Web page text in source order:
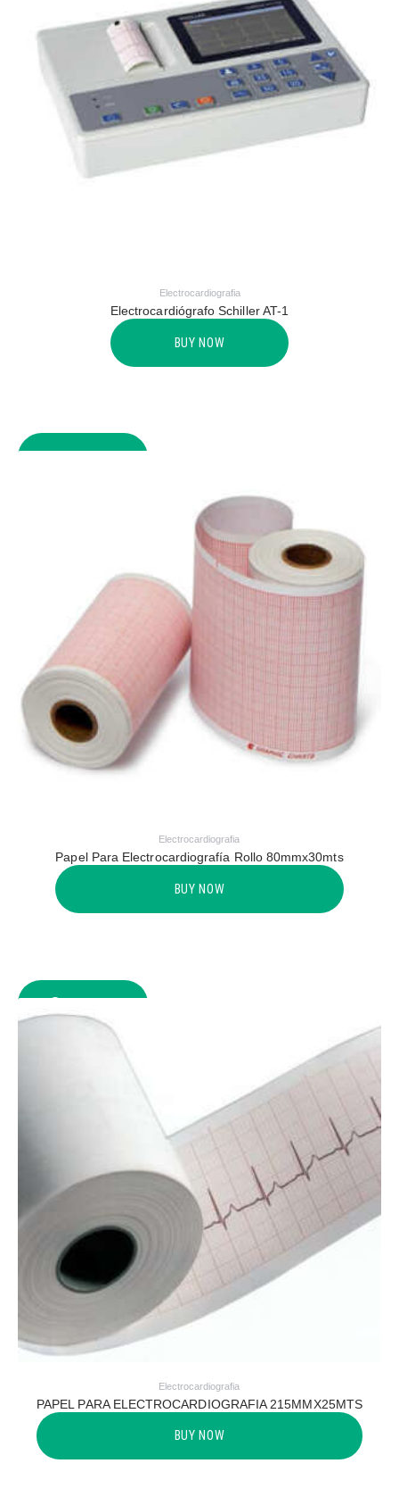
Electrocardiografia
Electrocardiógrafo Schiller AT-1
BUY NOW
Electrocardiografia
Papel Para Electrocardiografía Rollo 80mmx30mts
BUY NOW
Electrocardiografia
PAPEL PARA ELECTROCARDIOGRAFIA 215MMX25MTS
BUY NOW